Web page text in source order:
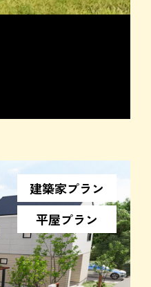
建築家プラン
平屋プラン